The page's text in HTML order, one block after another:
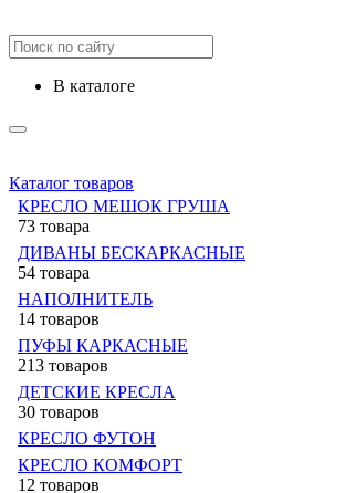
в каталоге
Каталог товаров
КРЕСЛО МЕШОК ГРУША
73 товара
ДИВАНЫ БЕСКАРКАСНЫЕ
54 товара
НАПОЛНИТЕЛЬ
14 товаров
ПУФЫ КАРКАСНЫЕ
213 товаров
ДЕТСКИЕ КРЕСЛА
30 товаров
КРЕСЛО ФУТОН
КРЕСЛО КОМФОРТ
12 товаров